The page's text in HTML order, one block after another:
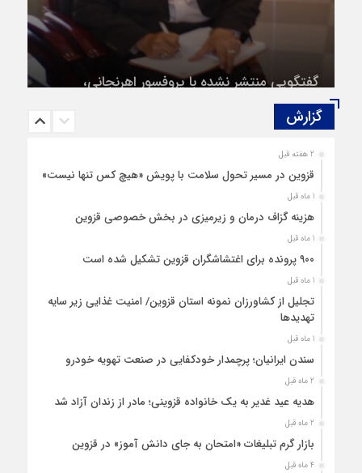
گفتگویی منتشر نشده با پروفسور اهرنجانی،
صاحب نظریه سه‌ شاخگی (۳C)
گزارش‌
2 هفته قبل
قزوین در مسیر تحول سلامت با پویش «هیچ‌ کس تنها نیست»
1 ماه قبل
هزینه‌ گزاف درمان و زیرمیزی در بخش خصوصی قزوین
1 ماه قبل
۹۰۰ پرونده برای اغتشاشگران قزوین تشکیل شده است
1 ماه قبل
تجلیل از کشاورزان نمونه استان قزوین/ امنیت غذایی زیر سایه
تهدیدها
1 ماه قبل
سندن ایرانیان؛ پرچمدار خودکفایی در صنعت تهویه خودرو
2 ماه قبل
هدیه عید غدیر به یک خانواده قزوینی؛ مادر از زندان آزاد شد
2 ماه قبل
بازار گرم تبلیغات «امتحان به جای دانش‌ آموز» در قزوین
4 ماه قبل